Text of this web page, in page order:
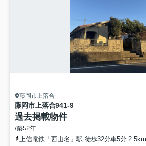
藤岡市上落合
藤岡市上落合941-9
過去掲載物件
/築52年
上信電鉄「西山名」駅 徒歩32分車5分 2.5km